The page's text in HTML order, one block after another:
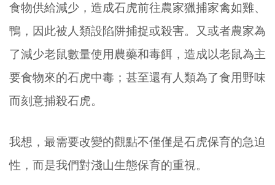
食物供給減少，造成石虎前往農家獵捕家禽如雞、
鴨，因此被人類設陷阱捕捉或殺害。又或者農家為
了減少老鼠數量使用農藥和毒餌，造成以老鼠為主
要食物來的石虎中毒；甚至還有人類為了食用野味
而刻意捕殺石虎。
我想，最需要改變的觀點不僅僅是石虎保育的急迫
性，而是我們對淺山生態保育的重視。